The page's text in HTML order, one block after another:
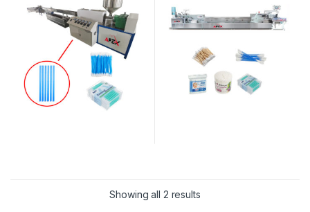
Showing all 2 results